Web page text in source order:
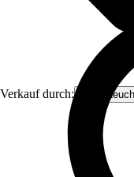
Verkauf durch: Näve